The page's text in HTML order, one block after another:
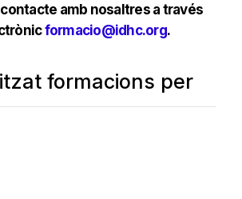
amb nosaltres a través
formacio@idhc.org.
formacions per